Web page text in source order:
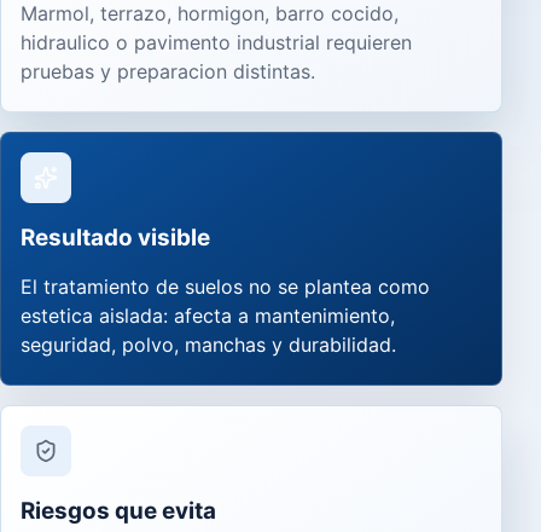
Marmol, terrazo, hormigon, barro cocido,
hidraulico o pavimento industrial requieren
pruebas y preparacion distintas.
Resultado visible
El tratamiento de suelos no se plantea como
estetica aislada: afecta a mantenimiento,
seguridad, polvo, manchas y durabilidad.
Riesgos que evita